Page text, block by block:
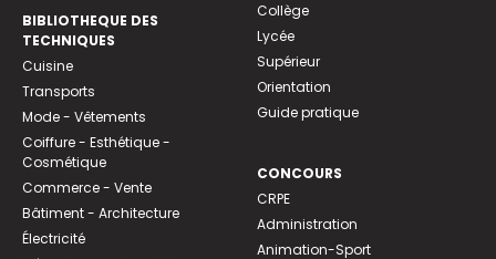
BIBLIOTHEQUE DES
TECHNIQUES
Cuisine
Transports
Mode - Vêtements
Coiffure - Esthétique -
Cosmétique
Commerce - Vente
Bâtiment - Architecture
Électricité
Collège
Lycée
Supérieur
Orientation
Guide pratique
CONCOURS
CRPE
Administration
Animation-Sport